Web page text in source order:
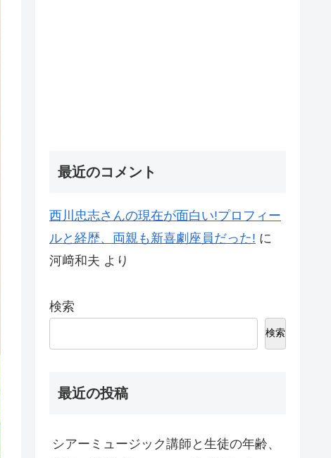
最近のコメント
西川忠志さんの現在が面白い!プロフィー
ルと経歴、両親も新喜劇座員だった! に
河﨑和夫 より
検索
検索
最近の投稿
シアーミュージック講師と生徒の年齢、